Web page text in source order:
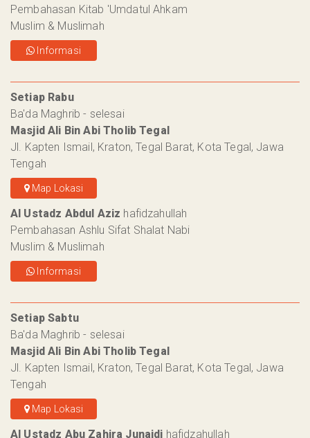
Pembahasan Kitab 'Umdatul Ahkam
Muslim & Muslimah
Informasi
Setiap Rabu
Ba'da Maghrib - selesai
Masjid Ali Bin Abi Tholib Tegal
Jl. Kapten Ismail, Kraton, Tegal Barat, Kota Tegal, Jawa
Tengah
Map Lokasi
Al Ustadz Abdul Aziz hafidzahullah
Pembahasan Ashlu Sifat Shalat Nabi
Muslim & Muslimah
Informasi
Setiap Sabtu
Ba'da Maghrib - selesai
Masjid Ali Bin Abi Tholib Tegal
Jl. Kapten Ismail, Kraton, Tegal Barat, Kota Tegal, Jawa
Tengah
Map Lokasi
Al Ustadz Abu Zahira Junaidi hafidzahullah